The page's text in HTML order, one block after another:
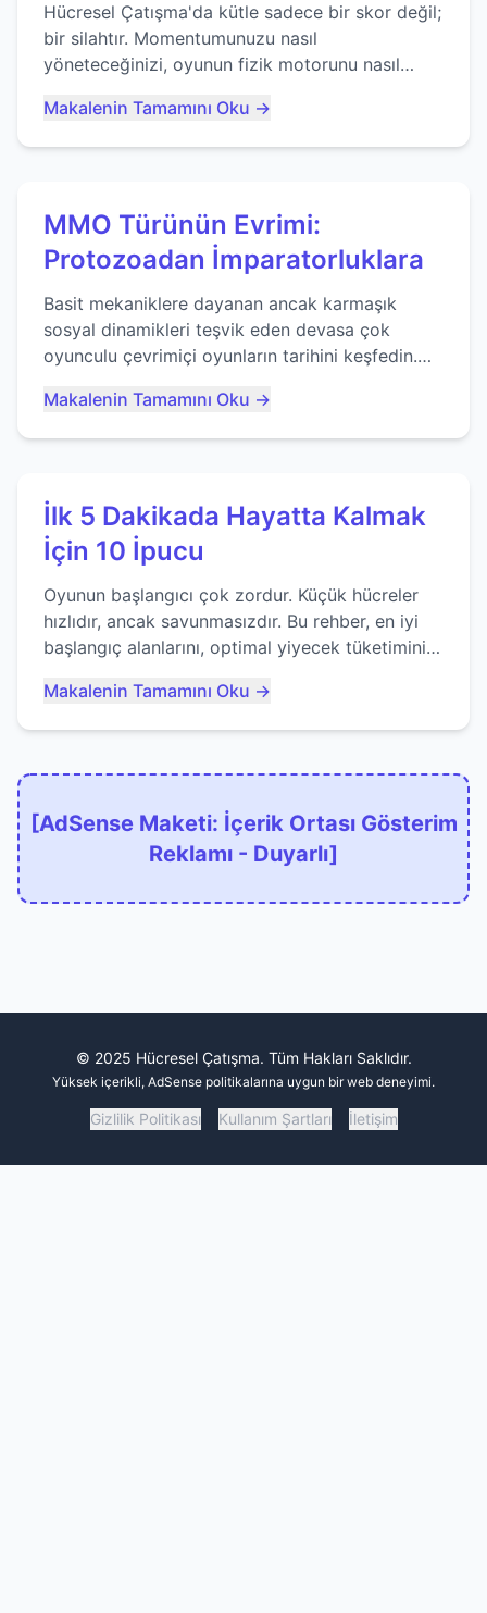
Hücresel Çatışma'da kütle sadece bir skor değil;
bir silahtır. Momentumunuzu nasıl
yöneteceğinizi, oyunun fizik motorunu nasıl
ustalaşacağınızı öğrenin...
Makalenin Tamamını Oku →
MMO Türünün Evrimi:
Protozoadan İmparatorluklara
Basit mekaniklere dayanan ancak karmaşık
sosyal dinamikleri teşvik eden devasa çok
oyunculu çevrimiçi oyunların tarihini keşfedin.
Makalenin Tamamını Oku →
İlk 5 Dakikada Hayatta Kalmak
İçin 10 İpucu
Oyunun başlangıcı çok zordur. Küçük hücreler
hızlıdır, ancak savunmasızdır. Bu rehber, en iyi
başlangıç alanlarını, optimal yiyecek tüketimini
kaçınacağınızı anlatıyor...
Makalenin Tamamını Oku →
[AdSense Maketi: İçerik Ortası Gösterim
Reklamı - Duyarlı]
© 2025 Hücresel Çatışma. Tüm Hakları Saklıdır.
Yüksek içerikli, AdSense politikalarına uygun bir web deneyimi.
Gizlilik Politikası Kullanım Şartları İletişim